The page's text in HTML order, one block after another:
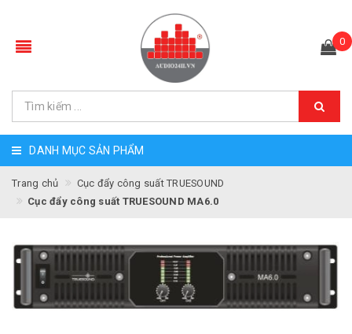
0
DANH MỤC SẢN PHẨM
Trang chủ
Cục đẩy công suất TRUESOUND
Cục đẩy công suất TRUESOUND MA6.0